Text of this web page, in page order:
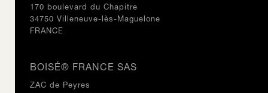
170 boulevard du Chapitre
34750 Villeneuve-lès-Maguelone
FRANCE
BOISÉ® FRANCE SAS
ZAC de Peyres